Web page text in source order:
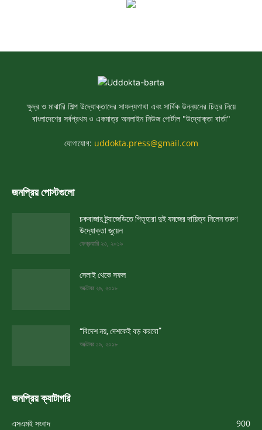
ক্ষুদ্র ও মাঝারি শিল্প উদ্যোক্তাদের সাফল্যগাথা এবং সার্বিক উন্নয়নের চিত্র নিয়ে
বাংলাদেশের সর্বপ্রথম ও একমাত্র অনলাইন নিউজ পোর্টাল "উদ্যোক্তা বার্তা"
যোগাযোগ: uddokta.press@gmail.com
জনপ্রিয় পোস্টগুলো
চকবাজার ট্র্যাজেডিতে পিতৃহারা দুই যমজের দায়িত্ব নিলেন তরুণ
উদ্যোক্তা জুয়েল
ফেব্রুয়ারি ২৩, ২০১৯
সেলাই থেকে সফল
অক্টোবর ২৯, ২০১৮
“বিদেশ নয়, দেশকেই বড় করবো”
অক্টোবর ১৯, ২০১৮
জনপ্রিয় ক্যাটাগরি
এসএমই সংবাদ 900